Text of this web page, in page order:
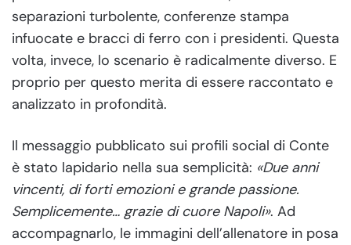
separazioni turbolente, conferenze stampa
infuocate e bracci di ferro con i presidenti. Questa
volta, invece, lo scenario è radicalmente diverso. E
proprio per questo merita di essere raccontato e
analizzato in profondità.
Il messaggio pubblicato sui profili social di Conte
è stato lapidario nella sua semplicità: «Due anni
vincenti, di forti emozioni e grande passione.
Semplicemente… grazie di cuore Napoli». Ad
accompagnarlo, le immagini dell’allenatore in posa